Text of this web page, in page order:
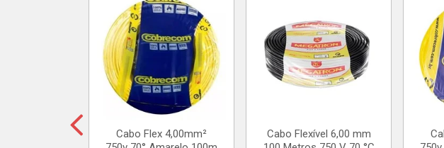
Cabo Flex 4,00mm²
Cabo Flexível 6,00 mm